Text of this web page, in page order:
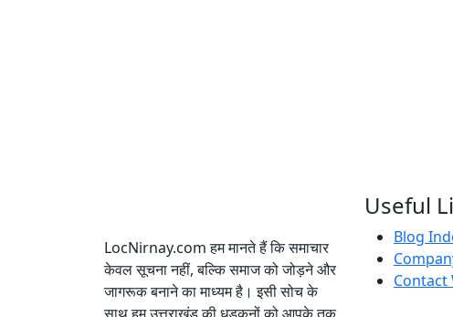
LocNirnay.com हम मानते हैं कि समाचार
केवल सूचना नहीं, बल्कि समाज को जोड़ने और
जागरूक बनाने का माध्यम है। इसी सोच के
Useful
Blog
Contact